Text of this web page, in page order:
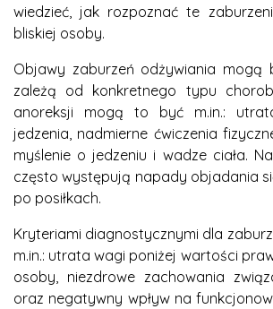
wiedzieć, jak rozpoznać te
bliskiej osoby.
Objawy zaburzeń odżywiania mogą
zależą od konkretnego typu
anoreksji mogą to być m.in.:
jedzenia, nadmierne ćwiczenia
myślenie o jedzeniu i wadze ciała.
często występują napady objadania
po posiłkach.
Kryteriami diagnostycznymi dla
m.in.: utrata wagi poniżej wartości
osoby, niezdrowe zachowania
oraz negatywny wpływ na